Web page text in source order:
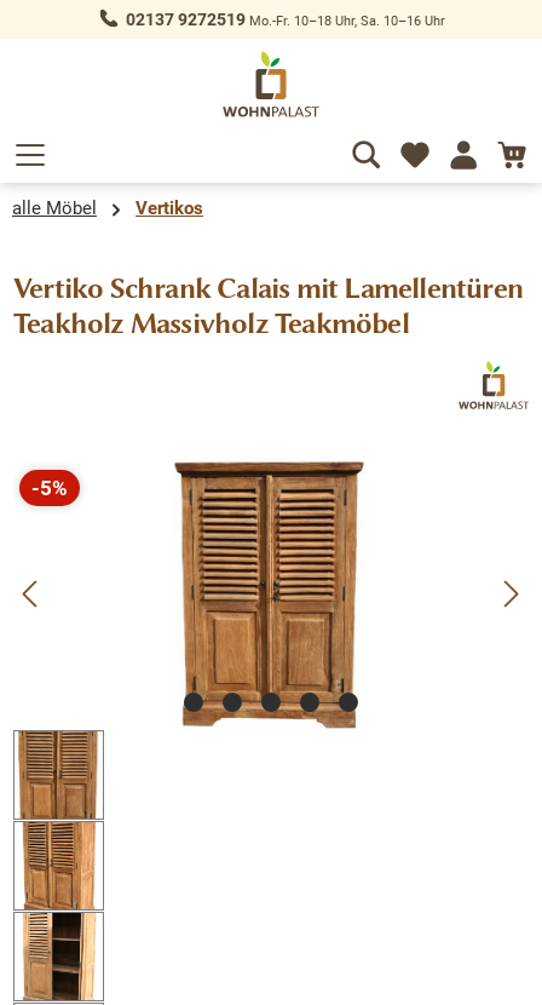
springen 02137 9272519Mo.-Fr. 10–18 Uhr, Sa. 10–16 Uhr
alle Möbel Vertikos
Vertiko Schrank Calais mit Lamellentüren
Teakholz Massivholz Teakmöbel
Bildergalerie überspringen
-5%
Rabatt